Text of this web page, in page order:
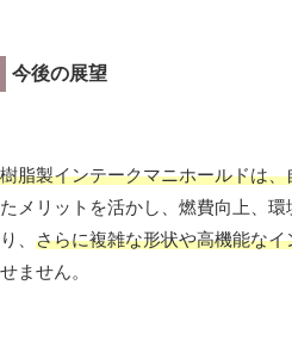
今後の展望
樹脂製インテークマニホールドは
たメリットを活かし、燃費向上、
り、 さらに複雑な形状や高機能な
せません。